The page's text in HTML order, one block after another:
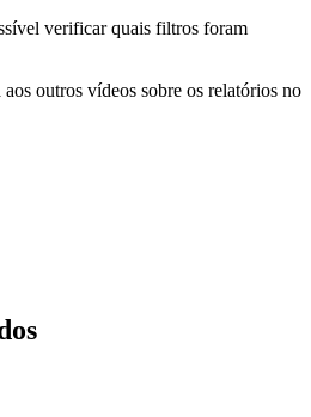
verificar quais filtros foram
outros vídeos sobre os relatórios no